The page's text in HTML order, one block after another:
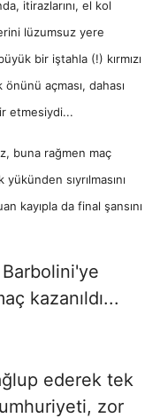
itirazlarını, el kol
lüzumsuz yere
bir iştahla (!) kırmızı
önünü açması, dahası
etmesiydi...
buna rağmen maç
yükünden sıyrılmasını
kayıpla da final şansını
kazanıldı...
ederek tek
zor